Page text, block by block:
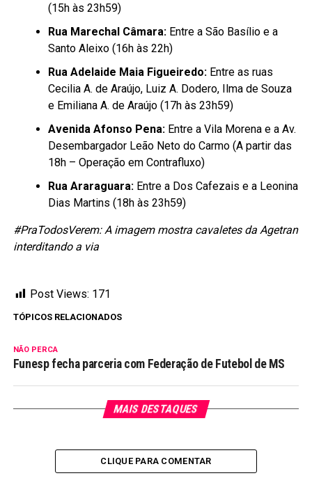
(15h às 23h59)
Rua Marechal Câmara:Entre a São Basílio e a
Santo Aleixo (16h às 22h)
Rua Adelaide Maia Figueiredo:Entre as ruas
Cecilia A. de Araújo, Luiz A. Dodero, Ilma de Souza
e Emiliana A. de Araújo (17h às 23h59)
Avenida Afonso Pena:Entre a Vila Morena e a Av.
Desembargador Leão Neto do Carmo (A partir das
18h – Operação em Contrafluxo)
Rua Araraguara:Entre a Dos Cafezais e a Leonina
Dias Martins (18h às 23h59)
#PraTodosVerem: A imagem mostra cavaletes da Agetran
interditando a via
Post Views: 171
TÓPICOS RELACIONADOS
NÃO PERCA
Funesp fecha parceria com Federação de Futebol de MS
MAIS DESTAQUES
CLIQUE PARA COMENTAR